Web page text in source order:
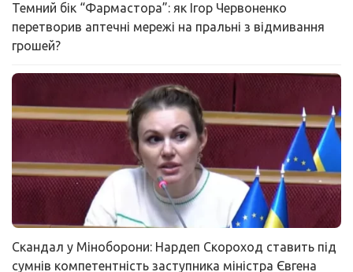
Темний бік “Фармастора”: як Ігор Червоненко
перетворив аптечні мережі на пральні з відмивання
грошей?
Скандал у Міноборони: Нардеп Скороход ставить під
сумнів компетентність заступника міністра Євгена